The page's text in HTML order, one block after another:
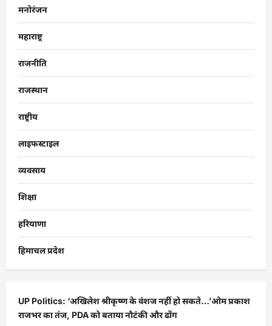
मनोरंजन
महाराष्ट्र
राजनीति
राजस्थान
राष्ट्रीय
लाइफस्टाइल
व्यवसाय
शिक्षा
हरियाणा
हिमाचल प्रदेश
UP Politics: ‘अखिलेश श्रीकृष्ण के वंशज नहीं हो सकते…’ओम प्रकाश
राजभर का तंज, PDA को बताया नौटंकी और ढोंग